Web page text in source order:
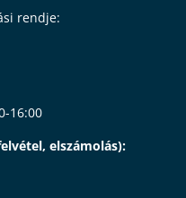
rendje:
16:00
elszámolás):